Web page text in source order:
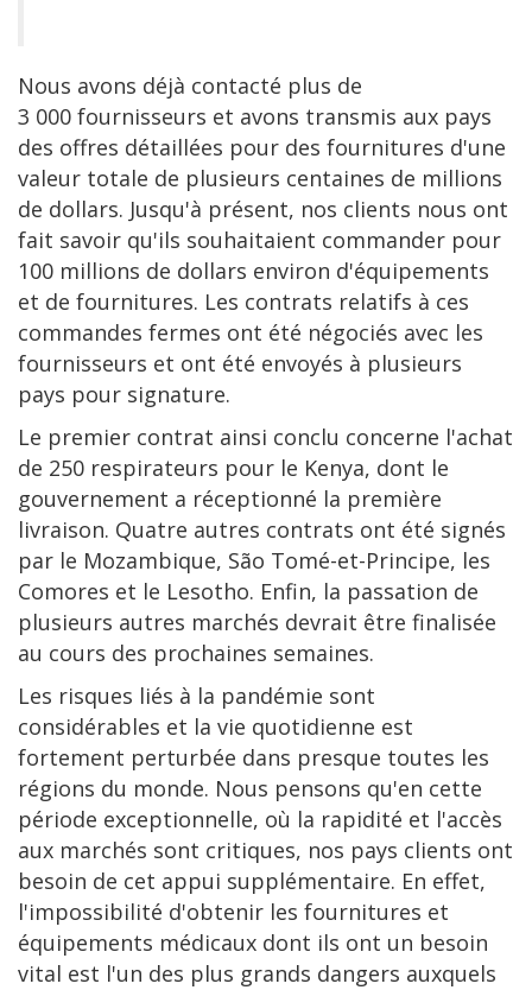
Nous avons déjà contacté plus de
3 000 fournisseurs et avons transmis aux pays
des offres détaillées pour des fournitures d'une
valeur totale de plusieurs centaines de millions
de dollars. Jusqu'à présent, nos clients nous ont
fait savoir qu'ils souhaitaient commander pour
100 millions de dollars environ d'équipements
et de fournitures. Les contrats relatifs à ces
commandes fermes ont été négociés avec les
fournisseurs et ont été envoyés à plusieurs
pays pour signature.
Le premier contrat ainsi conclu concerne l'achat
de 250 respirateurs pour le Kenya, dont le
gouvernement a réceptionné la première
livraison. Quatre autres contrats ont été signés
par le Mozambique, São Tomé-et-Principe, les
Comores et le Lesotho. Enfin, la passation de
plusieurs autres marchés devrait être finalisée
au cours des prochaines semaines.
Les risques liés à la pandémie sont
considérables et la vie quotidienne est
fortement perturbée dans presque toutes les
régions du monde. Nous pensons qu'en cette
période exceptionnelle, où la rapidité et l'accès
aux marchés sont critiques, nos pays clients ont
besoin de cet appui supplémentaire. En effet,
l'impossibilité d'obtenir les fournitures et
équipements médicaux dont ils ont un besoin
vital est l'un des plus grands dangers auxquels